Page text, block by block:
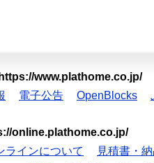
https://www.plathome.co.jp/
電子公告 OpenBlocks
online.plathome.co.jp/
ラインについて
見積書・